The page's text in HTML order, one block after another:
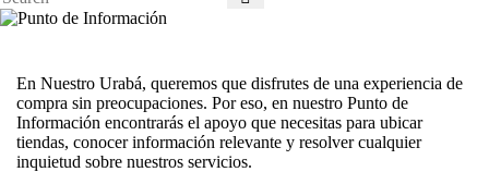
En Nuestro Urabá, queremos que disfrutes de una experiencia de
compra sin preocupaciones. Por eso, en nuestro Punto de
Información encontrarás el apoyo que necesitas para ubicar
tiendas, conocer información relevante y resolver cualquier
inquietud sobre nuestros servicios.